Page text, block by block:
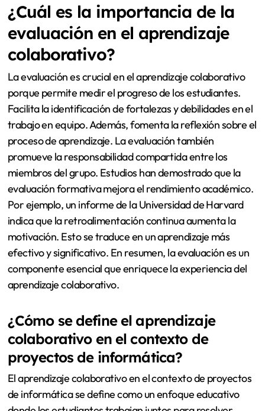
¿Cuál es la importancia de la
evaluación en el aprendizaje
colaborativo?
La evaluación es crucial en el aprendizaje colaborativo
porque permite medir el progreso de los estudiantes.
Facilita la identificación de fortalezas y debilidades en el
trabajo en equipo. Además, fomenta la reflexión sobre el
proceso de aprendizaje. La evaluación también
promueve la responsabilidad compartida entre los
miembros del grupo. Estudios han demostrado que la
evaluación formativa mejora el rendimiento académico.
Por ejemplo, un informe de la Universidad de Harvard
indica que la retroalimentación continua aumenta la
motivación. Esto se traduce en un aprendizaje más
efectivo y significativo. En resumen, la evaluación es un
componente esencial que enriquece la experiencia del
aprendizaje colaborativo.
¿Cómo se define el aprendizaje
colaborativo en el contexto de
proyectos de informática?
El aprendizaje colaborativo en el contexto de proyectos
de informática se define como un enfoque educativo